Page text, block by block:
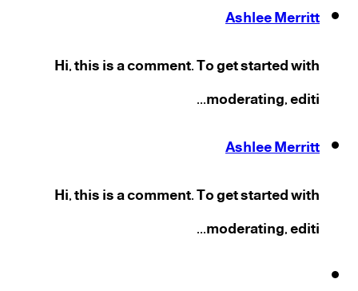
Ashlee Merritt
Hi, this is a comment. To get started with
moderating, editi...
Ashlee Merritt
Hi, this is a comment. To get started with
moderating, editi...